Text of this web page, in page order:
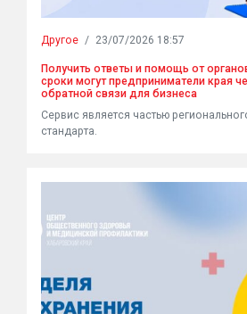
Другое / 23/07/2026 18:57
Получить ответы и помощь от
сроки могут предприниматели края
обратной связи для бизнеса
Сервис является частью
стандарта.